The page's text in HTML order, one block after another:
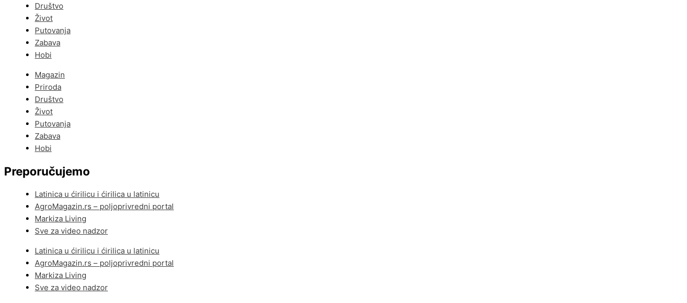
Društvo
Život
Putovanja
Zabava
Hobi
Magazin
Priroda
Društvo
Život
Putovanja
Zabava
Hobi
Preporučujemo
Latinica u ćirilicu i ćirilica u latinicu
AgroMagazin.rs – poljoprivredni portal
Markiza Living
Sve za video nadzor
Latinica u ćirilicu i ćirilica u latinicu
AgroMagazin.rs – poljoprivredni portal
Markiza Living
Sve za video nadzor